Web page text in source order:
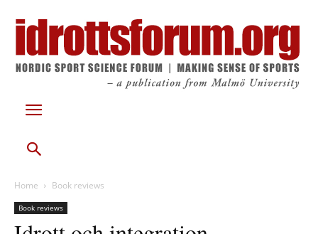
Home Book reviews
Book reviews